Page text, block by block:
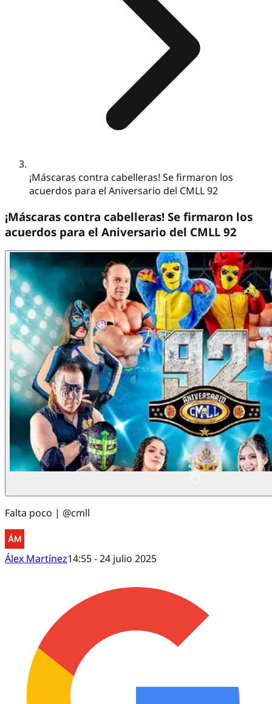
¡Máscaras contra cabelleras! Se firmaron los
acuerdos para el Aniversario del CMLL 92
¡Máscaras contra cabelleras! Se firmaron los
acuerdos para el Aniversario del CMLL 92
Falta poco | @cmll
Álex Martínez14:55 - 24 julio 2025